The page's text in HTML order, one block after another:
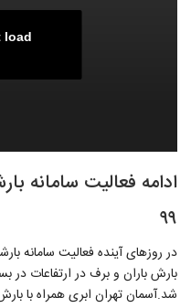
load
۹۹
در روزهای آینده فعالیت سامانه
بارش باران و برف در ارتفاعات در
شد.آسمان تهران ابری همراه با